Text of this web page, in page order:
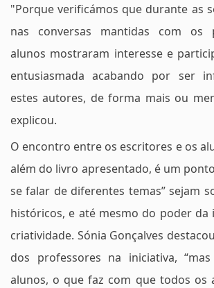
"Porque verificámos que durante as
nas conversas mantidas com os
alunos mostraram interesse e
entusiasmada acabando por ser
estes autores, de forma mais ou
explicou.
O encontro entre os escritores e os
além do livro apresentado, é um
se falar de diferentes temas” sejam
históricos, e até mesmo do poder da
criatividade. Sónia Gonçalves
dos professores na iniciativa,
alunos, o que faz com que todos os